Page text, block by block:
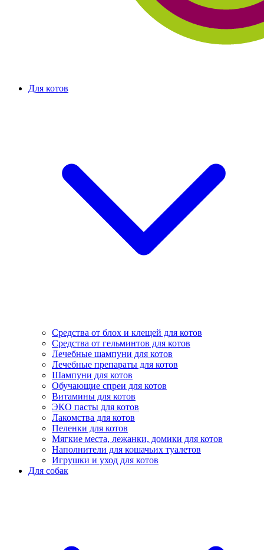
Для котов
Средства от блох и клещей для котов
Средства от гельминтов для котов
Лечебные шампуни для котов
Лечебные препараты для котов
Шампуни для котов
Обучающие спреи для котов
Витамины для котов
ЭКО пасты для котов
Лакомства для котов
Пеленки для котов
Мягкие места, лежанки, домики для котов
Наполнители для кошачьих туалетов
Игрушки и уход для котов
Для собак